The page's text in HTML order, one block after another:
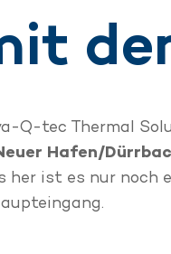
Q-tec Thermal
Hafen/
her ist es nur noch